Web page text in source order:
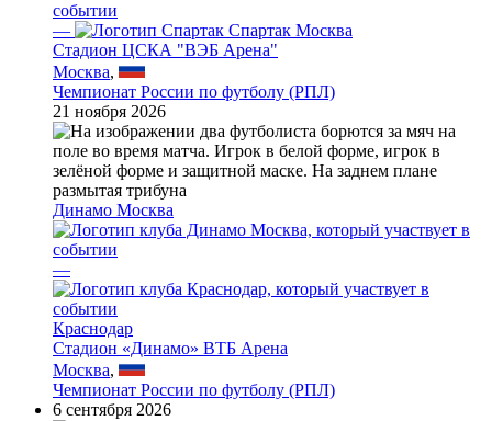
—
Спартак Москва
Стадион ЦСКА "ВЭБ Арена"
Москва,
Чемпионат России по футболу (РПЛ)
21 ноября 2026
Динамо Москва
—
Краснодар
Стадион «Динамо» ВТБ Арена
Москва,
Чемпионат России по футболу (РПЛ)
6 сентября 2026